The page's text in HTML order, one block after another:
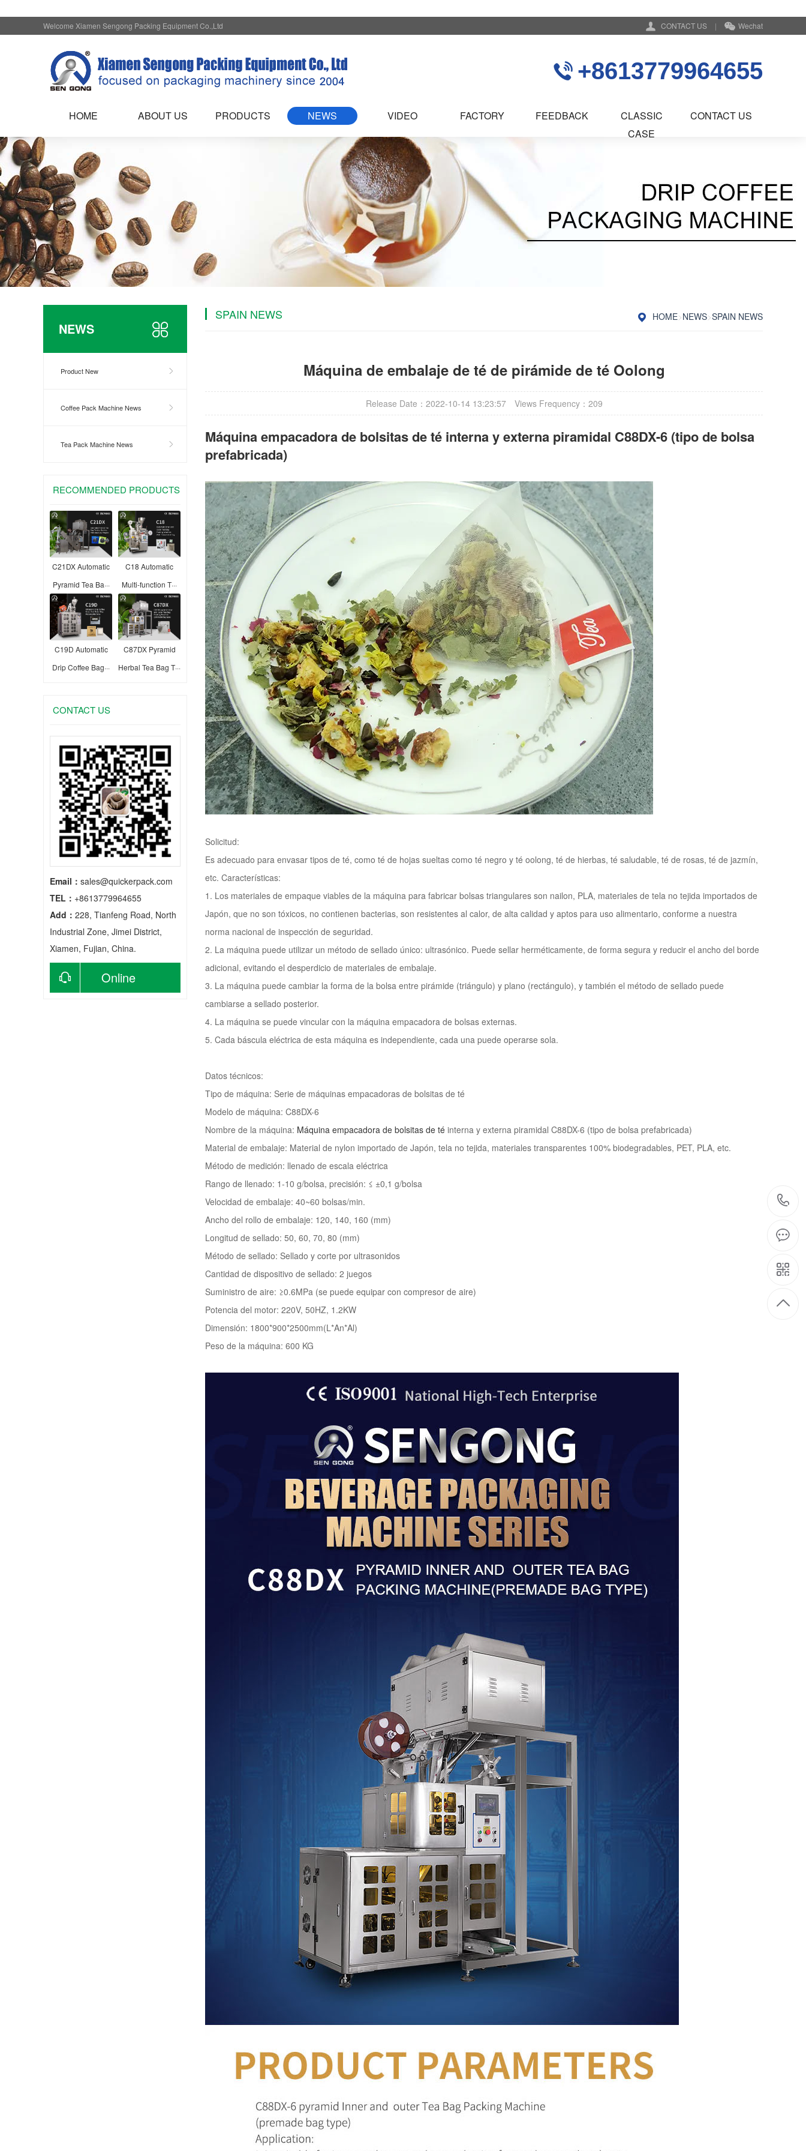
CONTACT US | Wechat
Welcome Xiamen Sengong Packing Equipment Co.,Ltd
+8613779964655
HOME ABOUT US PRODUCTS NEWS VIDEO FACTORY FEEDBACK
CLASSIC
CASE
CONTACT US
NEWS
Product New
Coffee Pack Machine News
Tea Pack Machine News
RECOMMENDED PRODUCTS
C21DX Automatic
Pyramid Tea Ba···
C18 Automatic
Multi-function T···
C19D Automatic
Drip Coffee Bag···
C87DX Pyramid
Herbal Tea Bag T···
CONTACT US
Email： sales@quickerpack.com
TEL： +8613779964655
Add： 228, Tianfeng Road, North
Industrial Zone, Jimei District,
Xiamen, Fujian, China.
Online
HOME>NEWS>SPAIN NEWS
SPAIN NEWS
Máquina de embalaje de té de pirámide de té Oolong
Release Date：2022-10-14 13:23:57 Views Frequency： 209
Máquina empacadora de bolsitas de té interna y externa piramidal C88DX-6 (tipo de bolsa
prefabricada)
Solicitud:
Es adecuado para envasar tipos de té, como té de hojas sueltas como té negro y té oolong, té de hierbas, té saludable, té de rosas, té de jazmín,
etc. Características:
1. Los materiales de empaque viables de la máquina para fabricar bolsas triangulares son nailon, PLA, materiales de tela no tejida importados de
Japón, que no son tóxicos, no contienen bacterias, son resistentes al calor, de alta calidad y aptos para uso alimentario, conforme a nuestra
norma nacional de inspección de seguridad.
2. La máquina puede utilizar un método de sellado único: ultrasónico. Puede sellar herméticamente, de forma segura y reducir el ancho del borde
adicional, evitando el desperdicio de materiales de embalaje.
3. La máquina puede cambiar la forma de la bolsa entre pirámide (triángulo) y plano (rectángulo), y también el método de sellado puede
cambiarse a sellado posterior.
4. La máquina se puede vincular con la máquina empacadora de bolsas externas.
5. Cada báscula eléctrica de esta máquina es independiente, cada una puede operarse sola.
Datos técnicos:
Tipo de máquina: Serie de máquinas empacadoras de bolsitas de té
Modelo de máquina: C88DX-6
Nombre de la máquina: Máquina empacadora de bolsitas de té interna y externa piramidal C88DX-6 (tipo de bolsa prefabricada)
Material de embalaje: Material de nylon importado de Japón, tela no tejida, materiales transparentes 100% biodegradables, PET, PLA, etc.
Método de medición: llenado de escala eléctrica
Rango de llenado: 1-10 g/bolsa, precisión: ≤ ±0,1 g/bolsa
Velocidad de embalaje: 40~60 bolsas/min.
Ancho del rollo de embalaje: 120, 140, 160 (mm)
Longitud de sellado: 50, 60, 70, 80 (mm)
Método de sellado: Sellado y corte por ultrasonidos
Cantidad de dispositivo de sellado: 2 juegos
Suministro de aire: ≥0.6MPa (se puede equipar con compresor de aire)
Potencia del motor: 220V, 50HZ, 1.2KW
Dimensión: 1800*900*2500mm(L*An*Al)
Peso de la máquina: 600 KG